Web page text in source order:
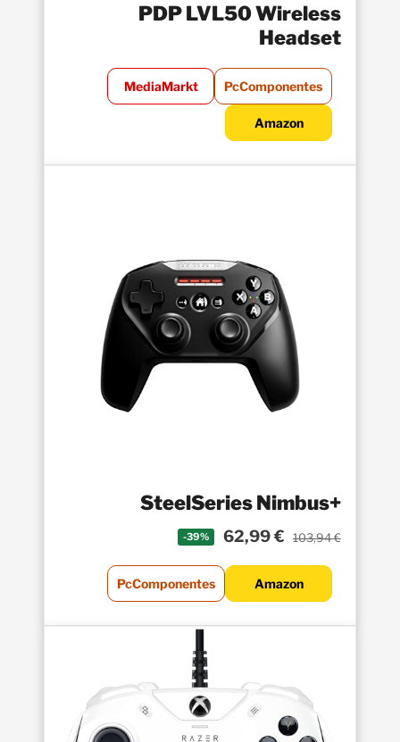
PDP LVL50 Wireless
Headset
MediaMarkt PcComponentes
Amazon
SteelSeries Nimbus+
-39% 62,99 € 103,94 €
PcComponentes Amazon